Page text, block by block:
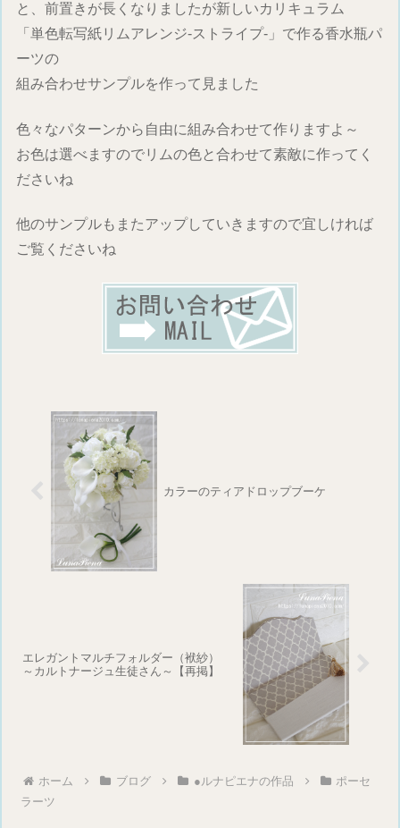
と、前置きが長くなりましたが新しいカリキュラム
「単色転写紙リムアレンジ-ストライプ-」で作る香水瓶パ
ーツの
組み合わせサンプルを作って見ました
色々なパターンから自由に組み合わせて作りますよ～
お色は選べますのでリムの色と合わせて素敵に作ってく
ださいね
他のサンプルもまたアップしていきますので宜しければ
ご覧くださいね
カラーのティアドロップブーケ
エレガントマルチフォルダー（袱紗）
～カルトナージュ生徒さん～【再掲】
ホーム ブログ ●ルナピエナの作品
ポーセ
ラーツ